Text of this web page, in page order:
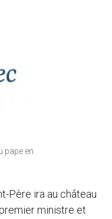
pape en
Père ira au château
ministre et